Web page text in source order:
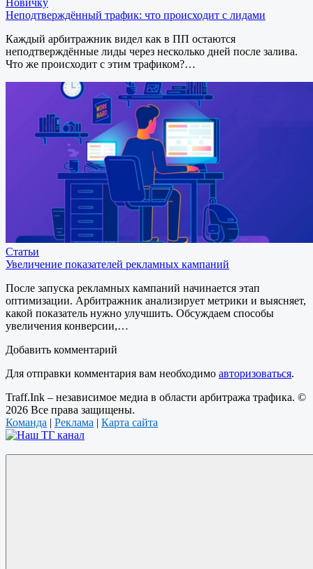
Новичку
Неподтверждённый трафик: что происходит с лидами
Каждый арбитражник видел как в ПП остаются
неподтверждённые лиды через несколько дней после залива.
Что же происходит с этим трафиком?…
Статьи
Увеличение показателей рекламных кампаний
После запуска рекламных кампаний начинается этап
оптимизации. Арбитражник анализирует метрики и выясняет,
какой показатель нужно улучшить. Обсуждаем способы
увеличения конверсии,…
Добавить комментарий
Для отправки комментария вам необходимо авторизоваться.
Traff.Ink – независимое медиа в области арбитража трафика. ©
2026 Все права защищены.
Команда | Реклама | Карта сайта